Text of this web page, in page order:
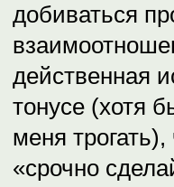
добиваться
действенная
тонусе (хотя
меня
«срочно